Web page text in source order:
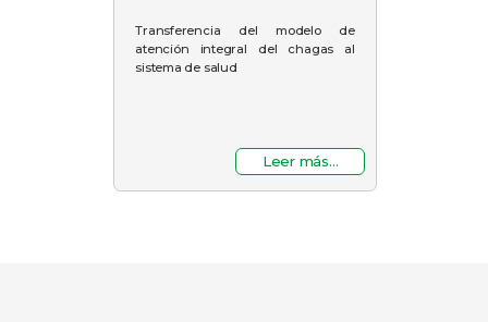
Transferencia del modelo de
atención integral del chagas al
sistema de salud
Leer más...